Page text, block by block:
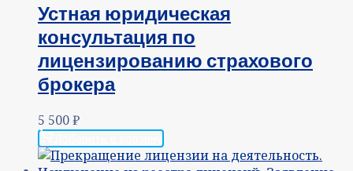
Устная юридическая
консультация по
лицензированию страхового
брокера
5 500₽